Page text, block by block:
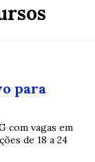
para
com vagas em
de 18 a 24